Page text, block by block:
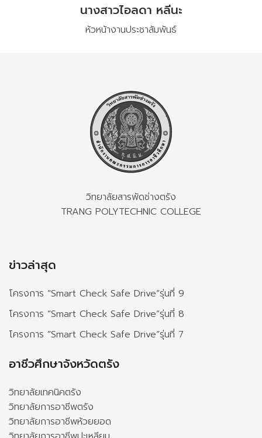
นางสาวไอลดา หลีนะ
หัวหน้างานประชาสัมพันธ์
วิทยาลัยสารพัดช่างตรัง
TRANG POLYTECHNIC COLLEGE
ข่าวล่าสุด
โครงการ “Smart Check Safe Drive”รุ่นที่ 9
โครงการ “Smart Check Safe Drive”รุ่นที่ 8
โครงการ “Smart Check Safe Drive”รุ่นที่ 7
อาชีวศึกษาจังหวัดตรัง
วิทยาลัยเทคนิคตรัง
วิทยาลัยการอาชีพตรัง
วิทยาลัยการอาชีพห้วยยอด